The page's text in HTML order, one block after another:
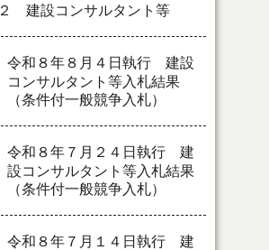
２ 建設コンサルタント等
令和８年８月４日執行 建設
コンサルタント等入札結果
（条件付一般競争入札）
令和８年７月２４日執行 建
設コンサルタント等入札結果
（条件付一般競争入札）
令和８年７月１４日執行 建